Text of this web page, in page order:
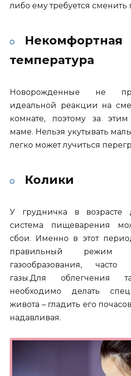
либо ему требуется
Некомфортная
температура
Новорожденные не
идеальной реакции на
комнате, поэтому за
маме. Нельзя укутывать
легко может лучиться
Колики
У грудничка в возрасте
система пищеварения
сбои. Именно в этот
правильный режим
газообразования,
газы.Для облегчения
необходимо делать
живота – гладить его
надавливая.